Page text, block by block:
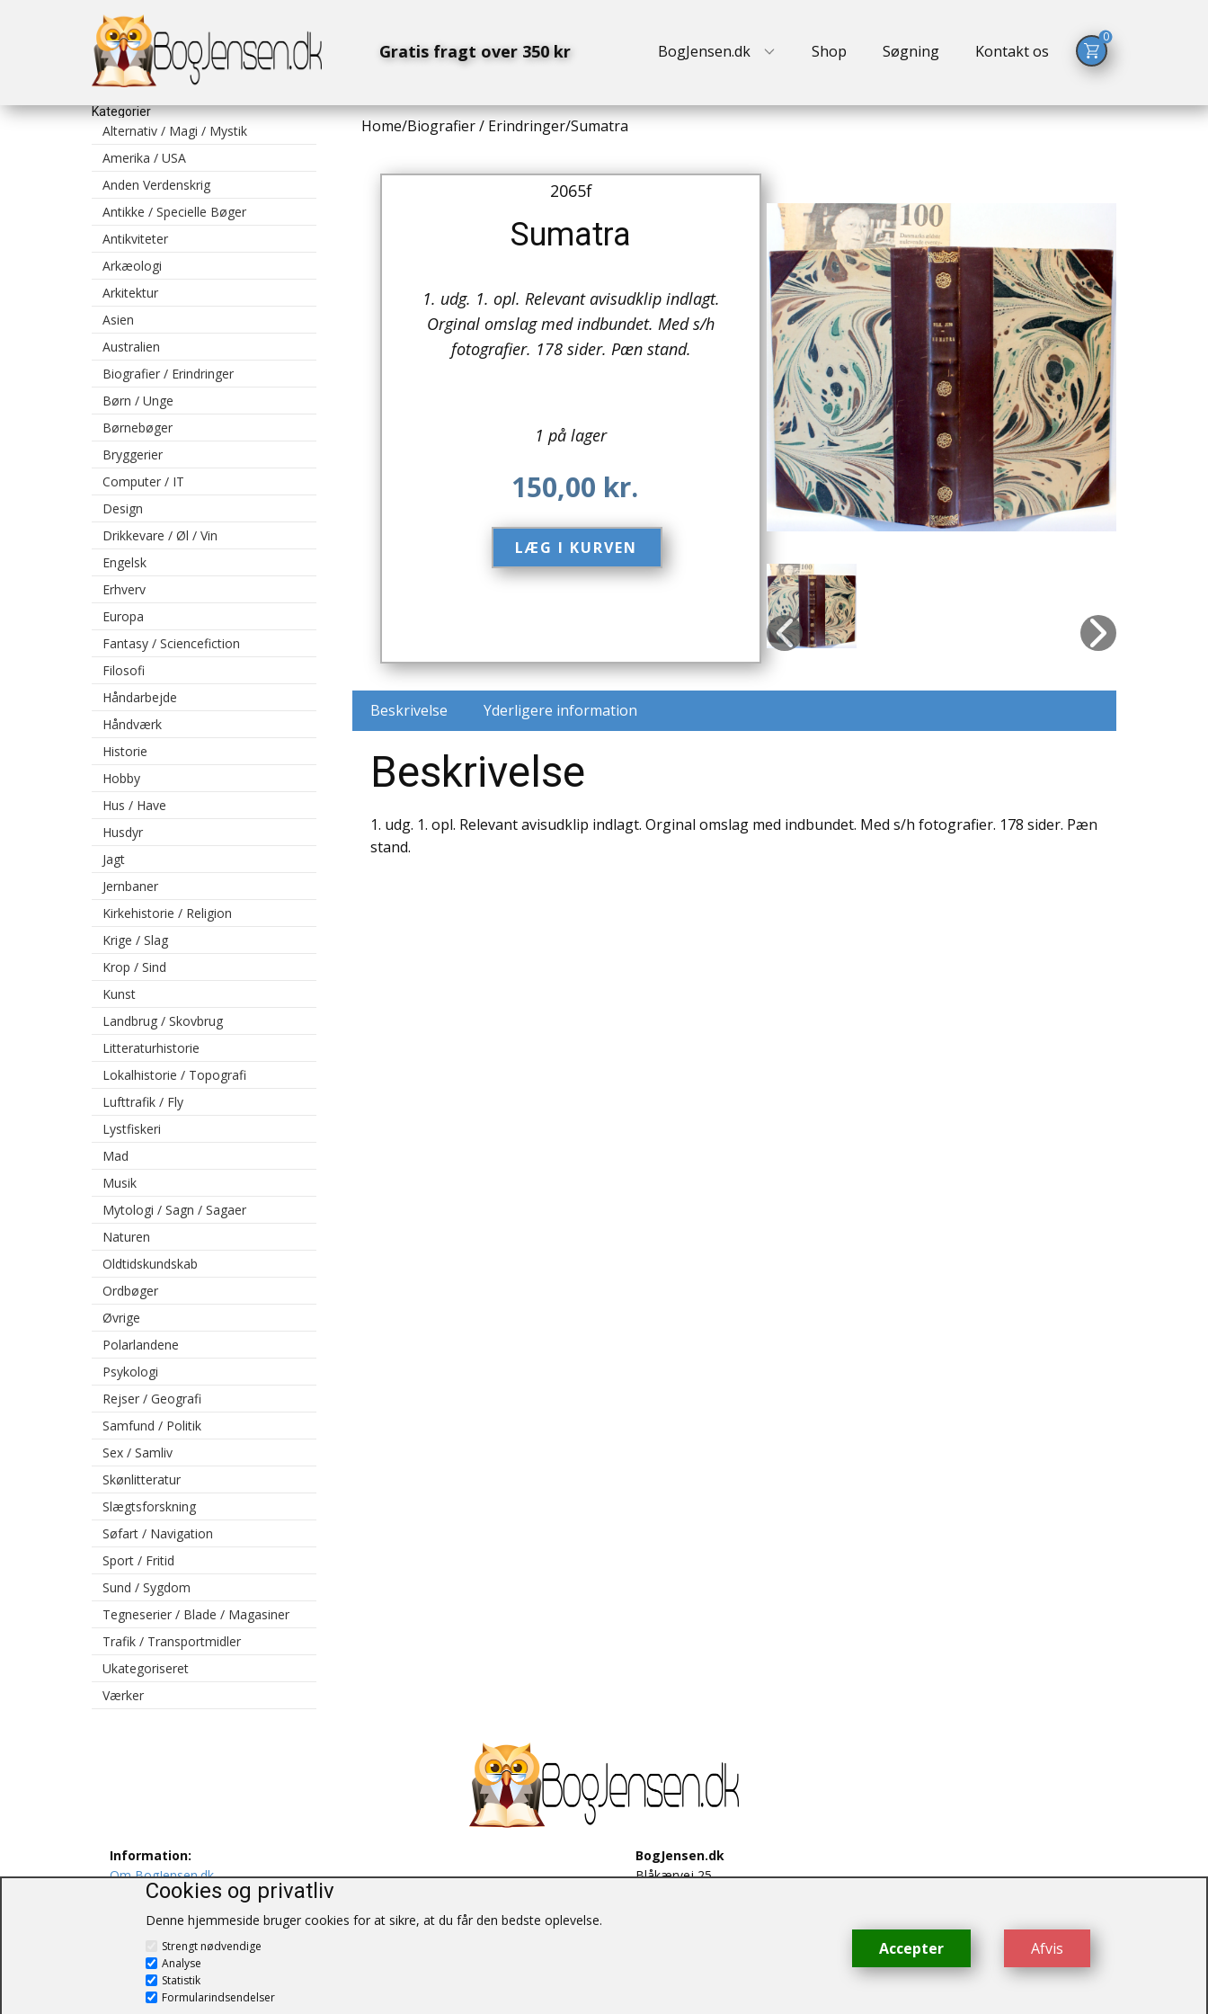
BogJensen.dk Shop Søgning Kontakt os
Gratis fragt over 350 kr
0
Kategorier
Alternativ / Magi / Mystik
Amerika / USA
Anden Verdenskrig
Antikke / Specielle Bøger
Antikviteter
Arkæologi
Arkitektur
Asien
Australien
Biografier / Erindringer
Børn / Unge
Børnebøger
Bryggerier
Computer / IT
Design
Drikkevare / Øl / Vin
Engelsk
Erhverv
Europa
Fantasy / Sciencefiction
Filosofi
Håndarbejde
Håndværk
Historie
Hobby
Hus / Have
Husdyr
Jagt
Jernbaner
Kirkehistorie / Religion
Krige / Slag
Krop / Sind
Kunst
Landbrug / Skovbrug
Litteraturhistorie
Lokalhistorie / Topografi
Lufttrafik / Fly
Lystfiskeri
Mad
Musik
Mytologi / Sagn / Sagaer
Naturen
Oldtidskundskab
Ordbøger
Øvrige
Polarlandene
Psykologi
Rejser / Geografi
Samfund / Politik
Sex / Samliv
Skønlitteratur
Slægtsforskning
Søfart / Navigation
Sport / Fritid
Sund / Sygdom
Tegneserier / Blade / Magasiner
Trafik / Transportmidler
Ukategoriseret
Værker
Home/Biografier / Erindringer/Sumatra
2065f
Sumatra
1. udg. 1. opl. Relevant avisudklip indlagt.
Orginal omslag med indbundet. Med s/h
fotografier. 178 sider. Pæn stand.
1 på lager
150,00 kr.
LÆG I KURVEN​
Beskrivelse Yderligere information
Beskrivelse
1. udg. 1. opl. Relevant avisudklip indlagt. Orginal omslag med indbundet. Med s/h fotografier. 178 sider. Pæn
stand.
Information:
Om BogJensen.dk
Levering
Persondatapolitik
Salgs og leveringsbetingelser
Kontakt os
BogJensen.dk
Blåkærvej 25
Cookies og privatliv
Denne hjemmeside bruger cookies for at sikre, at du får den bedste oplevelse.
Strengt nødvendige
Analyse
Statistik
Formularindsendelser
Afvis
Accepter